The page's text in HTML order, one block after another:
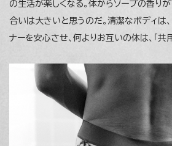
の生活が楽しくなる。体からソープの香り
合いは大きいと思うのだ。清潔なボディは
ナーを安心させ、何よりお互いの体は、「共